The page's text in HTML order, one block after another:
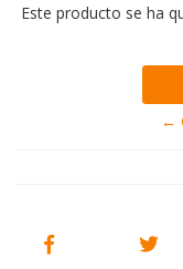
Este producto se ha
←